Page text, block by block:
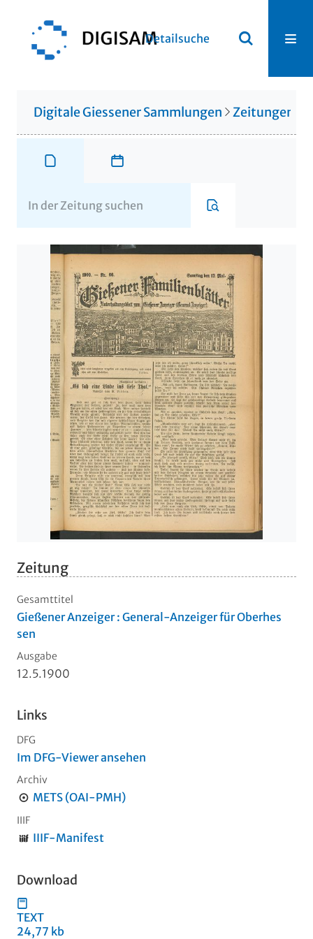
Detailsuche
Digitale Giessener Sammlungen Zeitungen
Zeitung
Gesamttitel
Gießener Anzeiger : General-Anzeiger für Oberhes
sen
Ausgabe
12.5.1900
Links
DFG
Im DFG-Viewer ansehen
Archiv
METS (OAI-PMH)
IIIF
IIIF-Manifest
Download
TEXT
24,77 kb